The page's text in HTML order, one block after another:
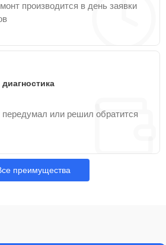
производится в день заявки
или решил обратится
преимущества